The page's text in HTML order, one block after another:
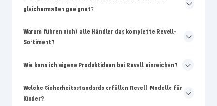
gleichermaßen geeignet?
Warum führen nicht alle Händler das komplette Revell-
Sortiment?
Wie kann ich eigene Produktideen bei Revell einreichen?
Welche Sicherheitsstandards erfüllen Revell-Modelle für
Kinder?